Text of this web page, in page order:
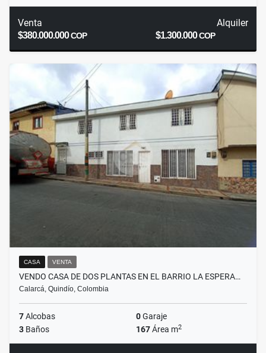
Venta
$380.000.000COP
Alquiler
$1.300.000COP
CASA VENTA
VENDO CASA DE DOS PLANTAS EN EL BARRIO LA ESPERA…
Calarcá, Quindío, Colombia
7Alcobas 0Garaje
3 Baños 167Área m2